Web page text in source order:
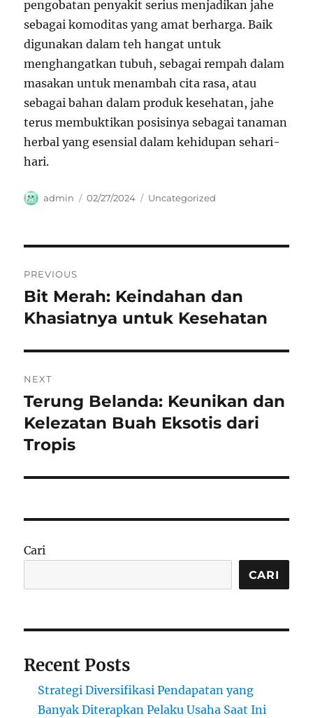
pengobatan penyakit serius menjadikan jahe
sebagai komoditas yang amat berharga. Baik
digunakan dalam teh hangat untuk
menghangatkan tubuh, sebagai rempah dalam
masakan untuk menambah cita rasa, atau
sebagai bahan dalam produk kesehatan, jahe
terus membuktikan posisinya sebagai tanaman
herbal yang esensial dalam kehidupan sehari-
hari.
Author
admin
Posted
02/27/2024 Categories
Uncategorized
pos
PREVIOUS
Previous
post:
Bit Merah: Keindahan dan
Khasiatnya untuk Kesehatan
NEXT
Next
post:
Terung Belanda: Keunikan dan
Kelezatan Buah Eksotis dari
Tropis
Cari
CARI
Recent Posts
Strategi Diversifikasi Pendapatan yang
Banyak Diterapkan Pelaku Usaha Saat Ini